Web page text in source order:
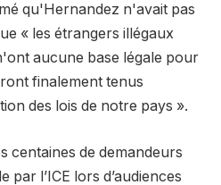
qu'Hernandez n'avait pas
« les étrangers illégaux
aucune base légale pour
finalement tenus
des lois de notre pays ».
centaines de demandeurs
par l’ICE lors d’audiences